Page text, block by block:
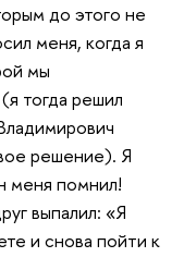
до этого не
меня, когда я
мы
тогда решил
решение). Я
меня помнил!
выпалил: «Я
и снова пойти к